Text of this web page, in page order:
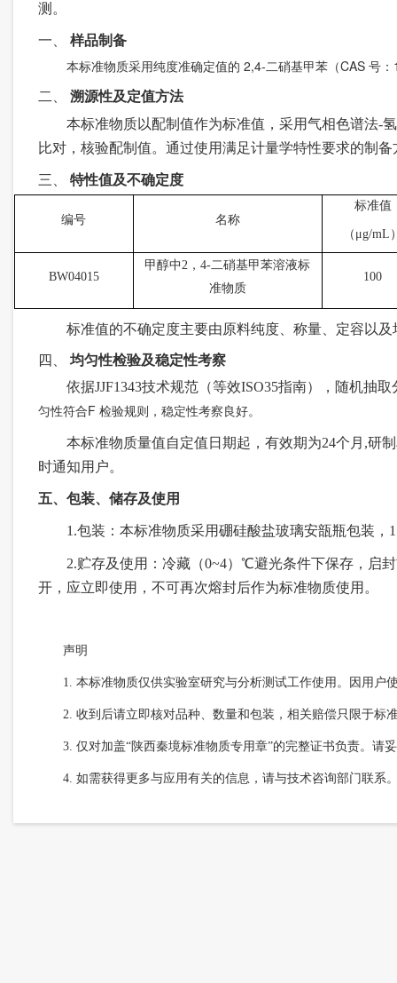
测 。
一、 样品制备
本标准物质采用纯度准确定值的 2,4-二硝基甲苯（CAS 号
二、 溯源性及定值方法
本标准物质以配制值作为标准值，采用气相色谱法-
比对，核验配制值。通过使用满足计量学特性要求的制
三、 特性值及不确定度
编号 名称
标准值
（ μg/mL
BW04015
甲醇中2，4-二硝基甲苯溶液标
准物质
100
标准值的不确定度主要由原料纯度、称量、定容以
四、 均匀性检验及稳定性考察
依据JJF1343技术规范（等效ISO35指南） ，随机抽取
匀性符合F 检验规则，稳定性考察良好。
本标准物质量值自定值日期起，有效期为24个月 ,研
时通知用户。
五、包装、储存及使用
1.包装：本标准物质采用硼硅酸盐玻璃安瓿瓶包装，
2.贮存及使用 ： 冷藏（0~4）℃避光条件下保存， 启
开，应立即使用，不可再次熔封后作为标准物质使用。
声明
1. 本标准物质仅供实验室研究与分析测试工作使用。因用户
2. 收到后请立即核对品种、数量和包装，相关赔偿只限于标
3. 仅对加盖“陕西秦境标准物质专用章”的完整证书负责。请
4. 如需获得更多与应用有关的信息，请与技术咨询部门联系